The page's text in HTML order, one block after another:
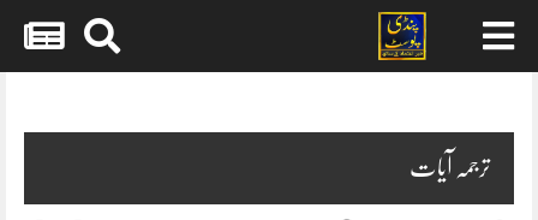
ترجمہ آیات